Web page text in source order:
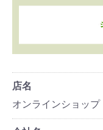
店名
オンラインショッ